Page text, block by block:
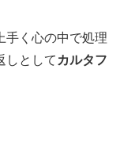
手く心の中で処理
しとして カルタフ